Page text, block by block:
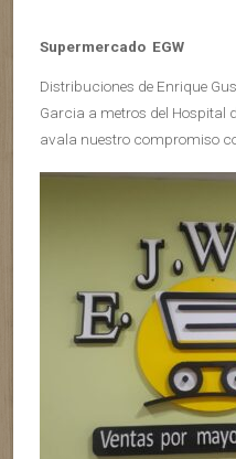
Supermercado EGW
Distribuciones de Enrique
Garcia a metros del Hospital
avala nuestro compromiso